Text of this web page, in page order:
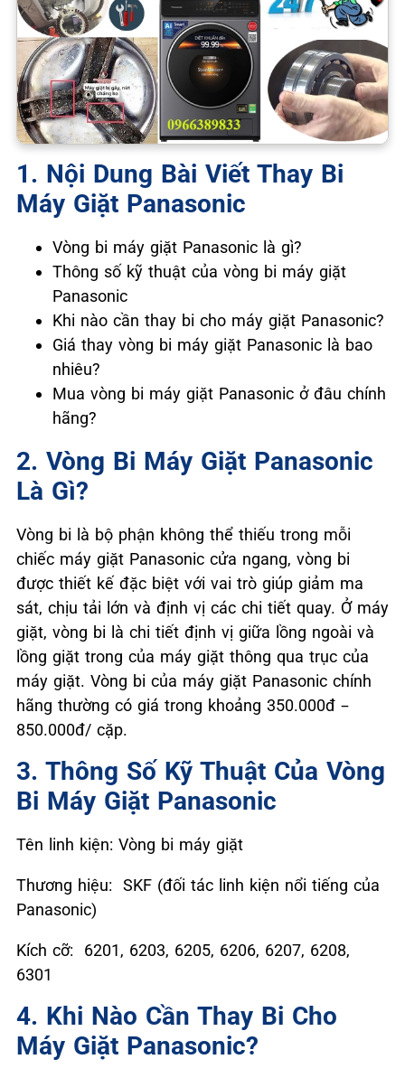
1. Nội Dung Bài Viết Thay Bi
Máy Giặt Panasonic
Vòng bi máy giặt Panasonic là gì?
Thông số kỹ thuật của vòng bi máy giặt
Panasonic
Khi nào cần thay bi cho máy giặt Panasonic?
Giá thay vòng bi máy giặt Panasonic là bao
nhiêu?
Mua vòng bi máy giặt Panasonic ở đâu chính
hãng?
2. Vòng Bi Máy Giặt Panasonic
Là Gì?
Vòng bi là bộ phận không thể thiếu trong mỗi
chiếc máy giặt Panasonic cửa ngang, vòng bi
được thiết kế đặc biệt với vai trò giúp giảm ma
sát, chịu tải lớn và định vị các chi tiết quay. Ở máy
giặt, vòng bi là chi tiết định vị giữa lồng ngoài và
lồng giặt trong của máy giặt thông qua trục của
máy giặt. Vòng bi của máy giặt Panasonic chính
hãng thường có giá trong khoảng 350.000đ –
850.000đ/ cặp.
3. Thông Số Kỹ Thuật Của Vòng
Bi Máy Giặt Panasonic
Tên linh kiện: Vòng bi máy giặt
Thương hiệu: SKF (đối tác linh kiện nổi tiếng của
Panasonic)
Kích cỡ: 6201, 6203, 6205, 6206, 6207, 6208,
6301
4. Khi Nào Cần Thay Bi Cho
Máy Giặt Panasonic?